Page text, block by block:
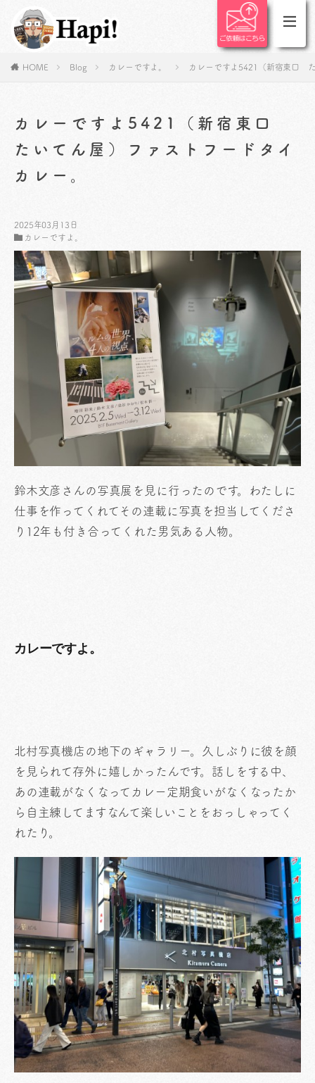
HOME Blog カレーですよ。 カレーですよ5421（新宿東口
カレーですよ5421（新宿東口
たいてん屋）ファストフードタイ
カレー。
2025年03月13日
カレーですよ。
鈴木文彦さんの写真展を見に行ったのです。わたしに
仕事を作ってくれてその連載に写真を担当してくださ
り12年も付き合ってくれた男気ある人物。
カレーですよ。
北村写真機店の地下のギャラリー。久しぶりに彼を顔
を見られて存外に嬉しかったんです。話しをする中、
あの連載がなくなってカレー定期食いがなくなったか
ら自主練してますなんて楽しいことをおっしゃってく
れたり。